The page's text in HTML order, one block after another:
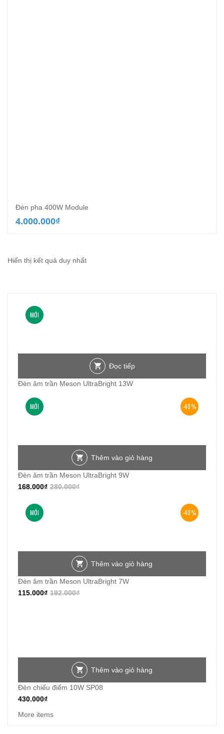
Đèn pha 400W Module
4.000.000₫
Hiển thị kết quả duy nhất
MỚI
Đọc tiếp
Đèn âm trần Meson UltraBright 13W
-40%
MỚI
Thêm vào giỏ hàng
Đèn âm trần Meson UltraBright 9W
280.000₫
168.000₫
-40%
MỚI
Thêm vào giỏ hàng
Đèn âm trần Meson UltraBright 7W
192.000₫
115.000₫
Thêm vào giỏ hàng
Đèn chiếu điểm 10W SP08
430.000₫
More items